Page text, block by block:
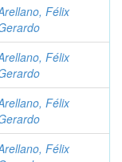
Félix
Félix
Félix
Félix